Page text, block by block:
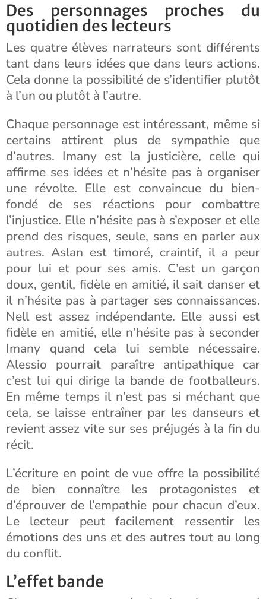
Des personnages proches du
quotidien des lecteurs
Les quatre élèves narrateurs sont différents
tant dans leurs idées que dans leurs actions.
Cela donne la possibilité de s’identifier plutôt
à l’un ou plutôt à l’autre.
Chaque personnage est intéressant, même si
certains attirent plus de sympathie que
d’autres. Imany est la justicière, celle qui
affirme ses idées et n’hésite pas à organiser
une révolte. Elle est convaincue du bien-
fondé de ses réactions pour combattre
l’injustice. Elle n’hésite pas à s’exposer et elle
prend des risques, seule, sans en parler aux
autres. Aslan est timoré, craintif, il a peur
pour lui et pour ses amis. C’est un garçon
doux, gentil, fidèle en amitié, il sait danser et
il n’hésite pas à partager ses connaissances.
Nell est assez indépendante. Elle aussi est
fidèle en amitié, elle n’hésite pas à seconder
Imany quand cela lui semble nécessaire.
Alessio pourrait paraître antipathique car
c’est lui qui dirige la bande de footballeurs.
En même temps il n’est pas si méchant que
cela, se laisse entraîner par les danseurs et
revient assez vite sur ses préjugés à la fin du
récit.
L’écriture en point de vue offre la possibilité
de bien connaître les protagonistes et
d’éprouver de l’empathie pour chacun d’eux.
Le lecteur peut facilement ressentir les
émotions des uns et des autres tout au long
du conflit.
L’effet bande